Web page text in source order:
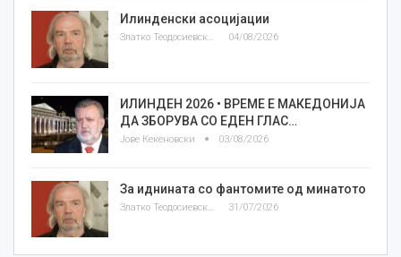
Илинденски асоцијации
Златко Теодосиевски 04/08/2026
ИЛИНДЕН 2026 • ВРЕМЕ Е МАКЕДОНИЈА
ДА ЗБОРУВА СО ЕДЕН ГЛАС…
Јове Кекеновски 03/08/2026
За иднината со фантомите од минатото
Златко Теодосиевски 31/07/2026